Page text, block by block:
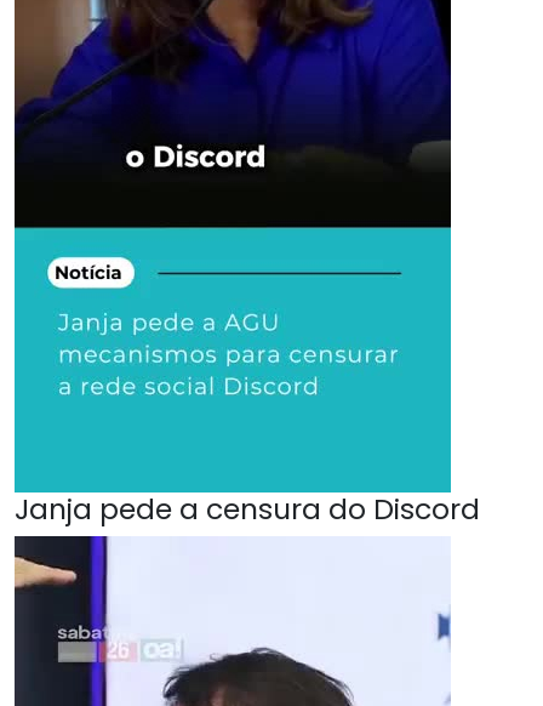
Janja pede a censura do Discord